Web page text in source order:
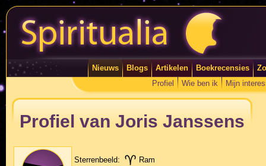
Nieuws Blogs Artikelen Boekrecensies
Profiel
Wie ben ik Mijn
Profiel van Joris Janssens
Sterrenbeeld:
Ram